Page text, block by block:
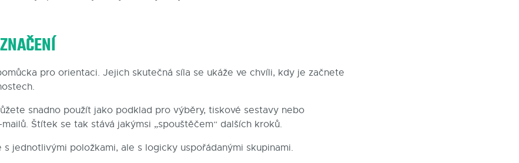
pro orientaci. Jejich skutečná síla se ukáže ve chvíli, kdy je začnete
snadno použít jako podklad pro výběry, tiskové sestavy nebo
Štítek se tak stává jakýmsi „spouštěčem“ dalších kroků.
s jednotlivými položkami, ale s logicky uspořádanými skupinami.